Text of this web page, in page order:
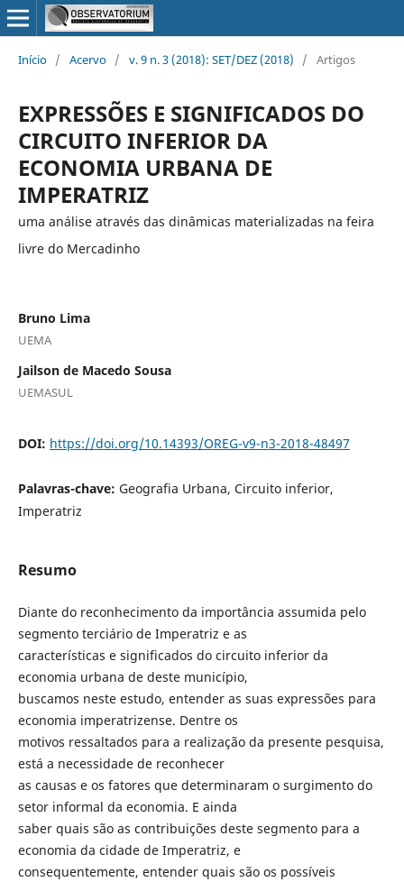
Início / Acervo / v. 9 n. 3 (2018): SET/DEZ (2018) / Artigos
EXPRESSÕES E SIGNIFICADOS DO
CIRCUITO INFERIOR DA
ECONOMIA URBANA DE
IMPERATRIZ
uma análise através das dinâmicas materializadas na feira
livre do Mercadinho
Bruno Lima
UEMA
Jailson de Macedo Sousa
UEMASUL
DOI: https://doi.org/10.14393/OREG-v9-n3-2018-48497
Palavras-chave: Geografia Urbana, Circuito inferior,
Imperatriz
Resumo
Diante do reconhecimento da importância assumida pelo
segmento terciário de Imperatriz e as
características e significados do circuito inferior da
economia urbana de deste município,
buscamos neste estudo, entender as suas expressões para
economia imperatrizense. Dentre os
motivos ressaltados para a realização da presente pesquisa,
está a necessidade de reconhecer
as causas e os fatores que determinaram o surgimento do
setor informal da economia. E ainda
saber quais são as contribuições deste segmento para a
economia da cidade de Imperatriz, e
consequentemente, entender quais são os possíveis